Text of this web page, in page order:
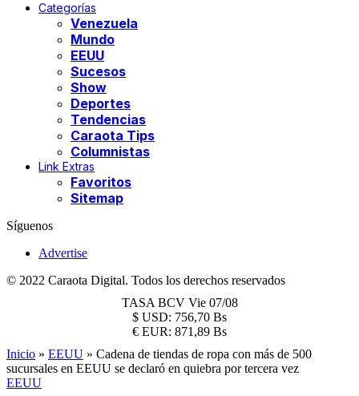
Categorías
Venezuela
Mundo
EEUU
Sucesos
Show
Deportes
Tendencias
Caraota Tips
Columnistas
Link Extras
Favoritos
Sitemap
Síguenos
Advertise
© 2022 Caraota Digital. Todos los derechos reservados
TASA BCV Vie 07/08
$ USD: 756,70 Bs
€ EUR: 871,89 Bs
Inicio » EEUU » Cadena de tiendas de ropa con más de 500
sucursales en EEUU se declaró en quiebra por tercera vez
EEUU